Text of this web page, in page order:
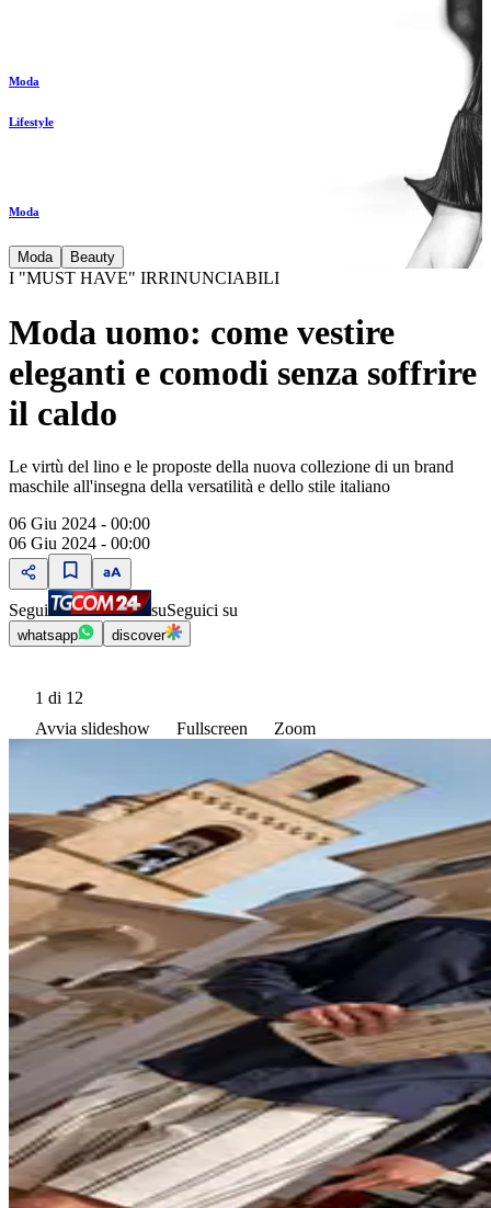
Moda
Lifestyle
Moda
Moda Beauty
I "MUST HAVE" IRRINUNCIABILI
Moda uomo: come vestire
eleganti e comodi senza soffrire
il caldo
Le virtù del lino e le proposte della nuova collezione di un brand
maschile all'insegna della versatilità e dello stile italiano
06 Giu 2024 - 00:00
06 Giu 2024 - 00:00
Segui suSeguici su
whatsapp discover
1 di 12
Avvia slideshow
Fullscreen Zoom